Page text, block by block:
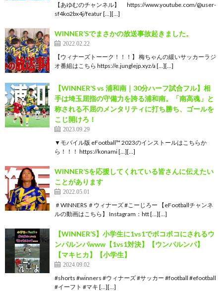
【あゆむのチャンネル】 https://www.youtube.com/@user-
sf4ko2bx4j/featur […][…]
WINNER’Sでまさかの放送事故起きました。
2022.02.22
【ウィナーズトーーク！！！】 梅ちゃんの緩いサッカーラジ
オ番組はこちら https://e.junglejp.xyz/a […][…]
【WINNER’S vs 浦和南｜30分ハーフ試合フル】相
手は埼玉屈指の守備力を誇る浦和南。「南高魂」と
称される不屈のメンタリティに打ち勝ち、ゴールを
こじ開けろ！
2023.09.29
▼モバイル版 eFootball™ 2023のインストールはこちらか
ら！！！ https://konami […][…]
WINNER’Sを応援してくれている皆さんに伝えたい
ことがあります
2022.05.01
＃WINNERS ＃ウィナーズ #こーじろー 【eFootballチャンネ
ルの動画はこちら】 Instagram：htt […][…]
【WINNER’S】小学生に1vs1でボコボコにされるウ
ンパルンパwww【1vs1対決】【ウンパルンパ】
【マキヒカ】【小学生】
2024.09.02
#shorts #winners #ウィナーズ #サッカー #football #efootball
#イーフト #マキ […][…]